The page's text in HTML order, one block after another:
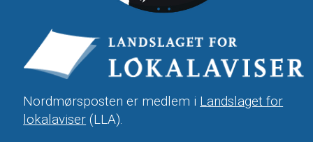
Nordmørsposten er medlem i Landslaget for
lokalaviser (LLA).